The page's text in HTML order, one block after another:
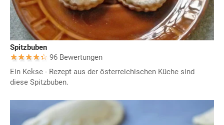
Spitzbuben
96 Bewertungen
Ein Kekse - Rezept aus der österreichischen Küche sind
diese Spitzbuben.